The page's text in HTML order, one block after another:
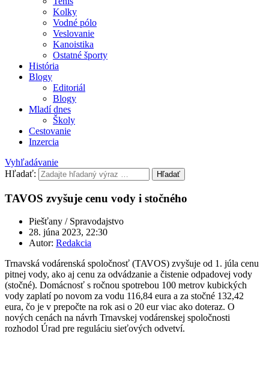
Kolky
Vodné pólo
Veslovanie
Kanoistika
Ostatné športy
História
Blogy
Editoriál
Blogy
Mladí dnes
Školy
Cestovanie
Inzercia
Vyhľadávanie
Hľadať:
Hľadať
TAVOS zvyšuje cenu vody i stočného
Piešťany / Spravodajstvo
28. júna 2023, 22:30
Autor: Redakcia
Trnavská vodárenská spoločnosť (TAVOS) zvyšuje od 1. júla cenu
pitnej vody, ako aj cenu za odvádzanie a čistenie odpadovej vody
(stočné). Domácnosť s ročnou spotrebou 100 metrov kubických
vody zaplatí po novom za vodu 116,84 eura a za stočné 132,42
eura, čo je v prepočte na rok asi o 20 eur viac ako doteraz. O
nových cenách na návrh Trnavskej vodárenskej spoločnosti
rozhodol Úrad pre reguláciu sieťových odvetví.